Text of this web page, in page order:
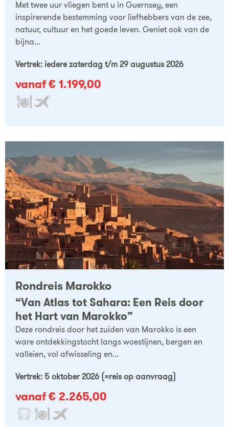
Met twee uur vliegen bent u in Guernsey, een
inspirerende bestemming voor liefhebbers van de zee,
natuur, cultuur en het goede leven. Geniet ook van de
bijna...
Vertrek: iedere zaterdag t/m 29 augustus 2026
vanaf € 1.199,00
Rondreis Marokko
“Van Atlas tot Sahara: Een Reis door
het Hart van Marokko”
Deze rondreis door het zuiden van Marokko is een
ware ontdekkingstocht langs woestijnen, bergen en
valleien, vol afwisseling en...
Vertrek: 5 oktober 2026 (=reis op aanvraag)
vanaf € 2.265,00